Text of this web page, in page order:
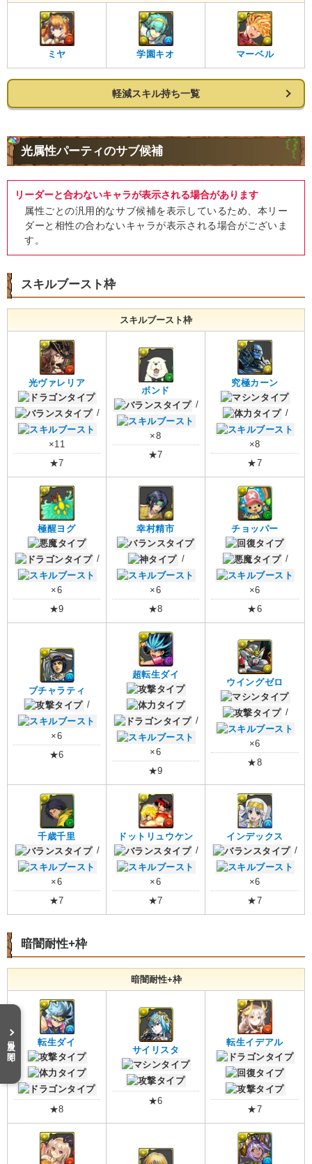
ミヤ 学園キオ マーベル
軽減スキル持ち一覧
光属性パーティのサブ候補
リーダーと合わないキャラが表示される場合があります
属性ごとの汎用的なサブ候補を表示しているため、本リー
ダーと相性の合わないキャラが表示される場合がございま
す。
スキルブースト枠
スキルブースト枠
光ヴァレリア
/
×11
★7
ボンド
/
×8
★7
究極カーン
/
×8
★7
極醒ヨグ
/
×6
★9
幸村精市
/
×6
★8
チョッパー
/
×6
★6
ブチャラティ
/
×6
★6
超転生ダイ
/
×6
★9
ウイングゼロ
/
×6
★8
千歳千里
/
×6
★7
ドットリュウケン
/
×6
★7
インデックス
/
×6
★7
暗闇耐性+枠
暗闇耐性+枠
転生ダイ
★8
サイリスタ
★6
転生イデアル
★7
目次を開く